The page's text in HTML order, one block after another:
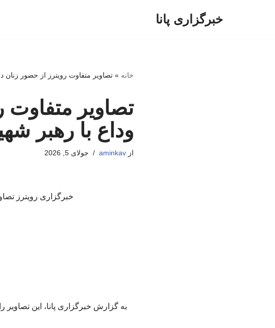
خبرگزاری پانا
خانه »تصاویر متفاوت رویترز از حضور
تصاویر متفاوت
وداع با رهبر
ازaminkav جولای 5, 2026
خبرگزاری رویترز
به گزارش خبرگزاری پانا، این